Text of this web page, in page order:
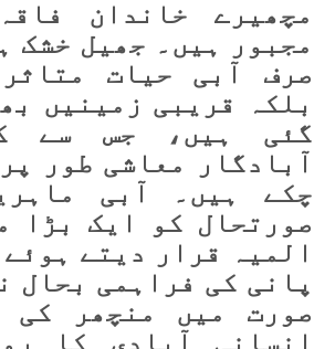
مچھیرے خاندان
مجبور ہیں۔ جھیل خشک
صرف آبی حیات
بلکہ قریبی زمینیں
گئی ہیں، جس سے
آبادگار معاشی طور
چکے ہیں۔ آبی
صورتحال کو ایک بڑا
المیہ قرار دیتے
پانی کی فراہمی بحال
صورت میں منچھر کی
انسانی آبادی کا